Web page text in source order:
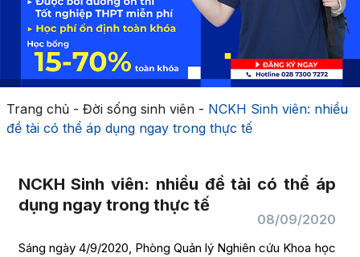
Trang chủ- Đời sống sinh viên- NCKH Sinh viên: nhiều
đề tài có thể áp dụng ngay trong thực tế
NCKH Sinh viên: nhiều đề tài có thể áp
dụng ngay trong thực tế
08/09/2020
Sáng ngày 4/9/2020, Phòng Quản lý Nghiên cứu Khoa học